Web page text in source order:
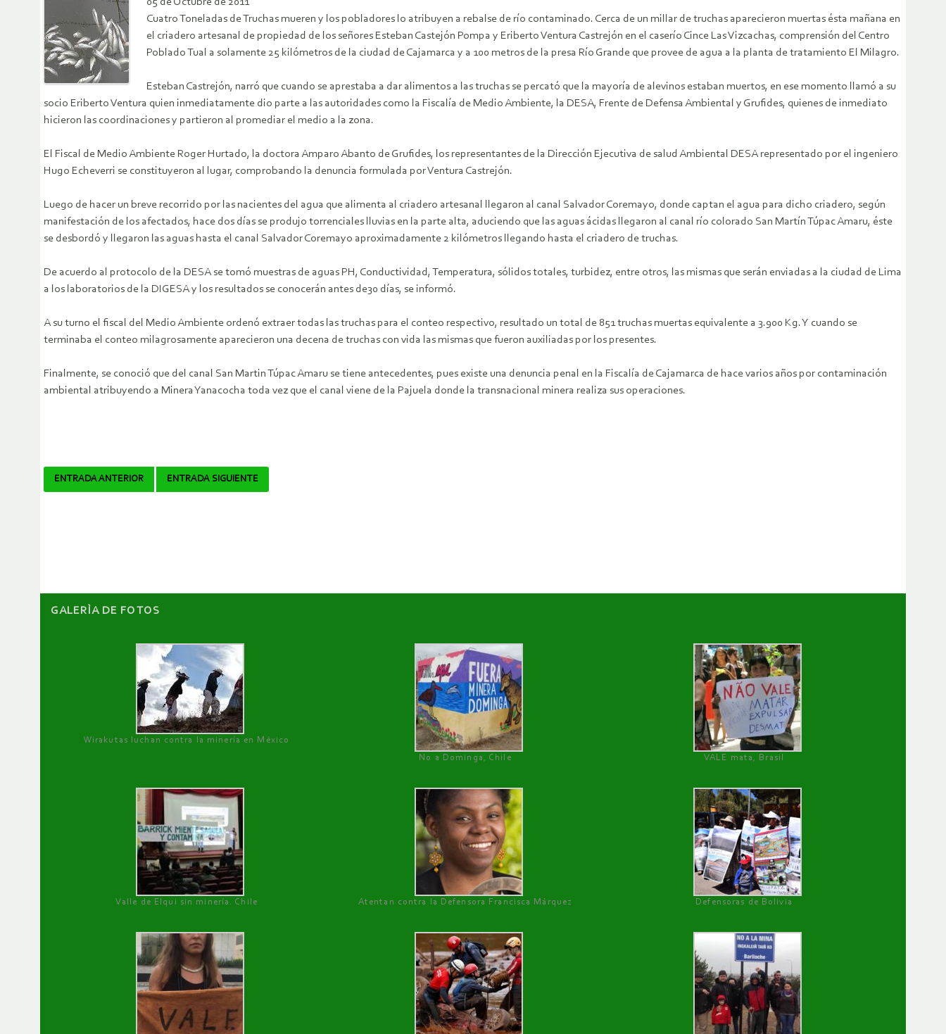
Cuatro Toneladas de Truchas mueren y los pobladores lo atribuyen a rebalse de río contaminado. Cerca de un millar de truchas aparecieron muertas ésta mañana en
el criadero artesanal de propiedad de los señores Esteban Castejón Pompa y Eriberto Ventura Castrejón en el caserío Cince Las Vizcachas, comprensión del Centro
Poblado Tual a solamente 25 kilómetros de la ciudad de Cajamarca y a 100 metros de la presa Río Grande que provee de agua a la planta de tratamiento El Milagro.
Esteban Castrejón, narró que cuando se aprestaba a dar alimentos a las truchas se percató que la mayoría de alevinos estaban muertos, en ese momento llamó a su
socio Eriberto Ventura quien inmediatamente dio parte a las autoridades como la Fiscalía de Medio Ambiente, la DESA, Frente de Defensa Ambiental y Grufides, quienes de inmediato
hicieron las coordinaciones y partieron al promediar el medio a la zona.
El Fiscal de Medio Ambiente Roger Hurtado, la doctora Amparo Abanto de Grufides, los representantes de la Dirección Ejecutiva de salud Ambiental DESA representado por el ingeniero
Hugo Echeverri se constituyeron al lugar, comprobando la denuncia formulada por Ventura Castrejón.
Luego de hacer un breve recorrido por las nacientes del agua que alimenta al criadero artesanal llegaron al canal Salvador Coremayo, donde captan el agua para dicho criadero, según
manifestación de los afectados, hace dos días se produjo torrenciales lluvias en la parte alta, aduciendo que las aguas ácidas llegaron al canal río colorado San Martín Túpac Amaru, éste
se desbordó y llegaron las aguas hasta el canal Salvador Coremayo aproximadamente 2 kilómetros llegando hasta el criadero de truchas.
De acuerdo al protocolo de la DESA se tomó muestras de aguas PH, Conductividad, Temperatura, sólidos totales, turbidez, entre otros, las mismas que serán enviadas a la ciudad de Lima
a los laboratorios de la DIGESA y los resultados se conocerán antes de30 días, se informó.
A su turno el fiscal del Medio Ambiente ordenó extraer todas las truchas para el conteo respectivo, resultado un total de 851 truchas muertas equivalente a 3.900 Kg. Y cuando se
terminaba el conteo milagrosamente aparecieron una decena de truchas con vida las mismas que fueron auxiliadas por los presentes.
Finalmente, se conoció que del canal San Martin Túpac Amaru se tiene antecedentes, pues existe una denuncia penal en la Fiscalía de Cajamarca de hace varios años por contaminación
ambiental atribuyendo a Minera Yanacocha toda vez que el canal viene de la Pajuela donde la transnacional minera realiza sus operaciones.
Navegador
ENTRADA ANTERIOR ENTRADA SIGUIENTE
GALERÌA DE FOTOS
Wirakutas luchan contra la minería en México
No a Dominga, Chile
VALE mata, Brasil
Valle de Elqui sin minería. Chile Atentan contra la Defensora Francisca Márquez Defensoras de Bolivia